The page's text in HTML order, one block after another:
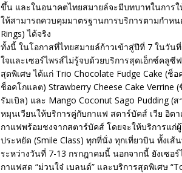
ขึ้น และในอนาคตไทยสมายล์จะมีบทบาทในการ
ให้สามารถควบคุมมาตรฐานการบริการตามกำห
Rings) ได้จริง
ทั้งนี้ ในโอกาสที่ไทยสมายล์ก้าวเข้าสู่ปีที่ 7 ในวัน
ใจและเซอร์ไพรส์ไม่รู้จบด้วยบริการสุดเอ็กซ์คลู
สุดพิเศษ ได้แก่ Trio Chocolate Fudge Cake (
ช็อคโกแลต) Strawberry Cheese Cake
รัมเบิล) และ Mango Coconut Sago Pudding
หมุนเวียนให้บริการคู่กับกาแฟ สตาร์บัคส์ เวีย อิต
กาแฟพร้อมชงจากสตาร์บัคส์ โดยจะให้บริการแ
ประหยัด (Smile Class) ทุกที่นั่ง ทุกเที่ยวบิน ทั้งเ
ระหว่างวันที่ 7-13 กรกฎาคมนี้ นอกจากนี้ ยังเซอ
กาแฟสด “ม่วนใจ๋ เบลนด์” และบริการสุดพิเศษ